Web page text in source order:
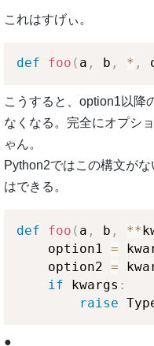
これはすげぃ。
def foo ( a , b , * ,
こうすると、option1以降
なくなる。完全にオプシ
ゃん。
Python2ではこの構文が
はできる。
def foo ( a , b , **
    option1
=
    option2
=
if kwargs :
raise
●